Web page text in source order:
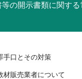
の開示書類に関す
手口とその対策
材販売業者について